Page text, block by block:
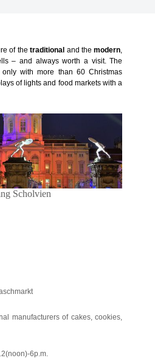
of thetraditional and themodern,
– and always worth a visit. The
with more than 60 Christmas
of lights and food markets with a
Scholvien
manufacturers of cakes, cookies,
6p.m.